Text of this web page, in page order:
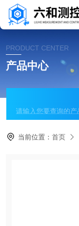
PRODUCT CENTER
产品中心
当前位置：首页